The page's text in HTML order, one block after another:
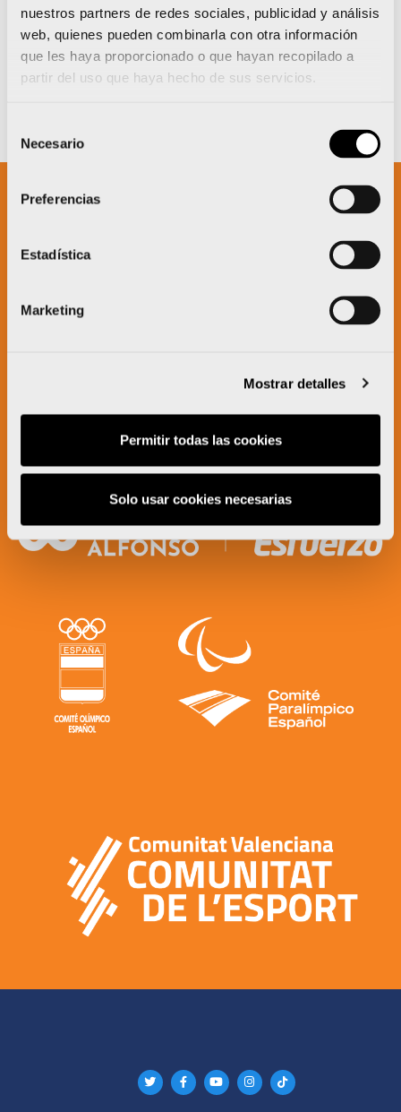
nuestros partners de redes sociales, publicidad y análisis
web, quienes pueden combinarla con otra información
que les haya proporcionado o que hayan recopilado a
partir del uso que haya hecho de sus servicios.
Necesario
Preferencias
Estadística
Marketing
Mostrar detalles
Permitir todas las cookies
Solo usar cookies necesarias